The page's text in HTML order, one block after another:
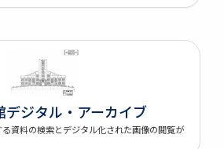
デジタル・アーカイブ
資料の検索とデジタル化された画像の閲覧が